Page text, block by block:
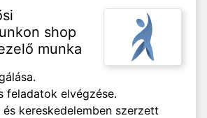
shop
munka
feladatok elvégzése.
kereskedelemben szerzett